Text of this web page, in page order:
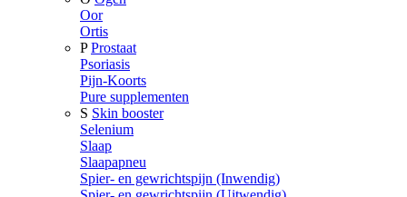
Oor
Ortis
P Prostaat
Psoriasis
Pijn-Koorts
Pure supplementen
S Skin booster
Selenium
Slaap
Slaapapneu
Spier- en gewrichtspijn (Inwendig)